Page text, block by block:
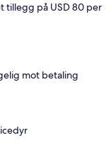
tillegg på USD 80 per
mot betaling